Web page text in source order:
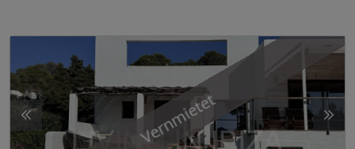
Vernmietet